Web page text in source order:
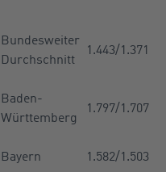
Bundesweiter
Durchschnitt
1.443/1.371
Baden-
Württemberg
1.797/1.707
Bayern 1.582/1.503